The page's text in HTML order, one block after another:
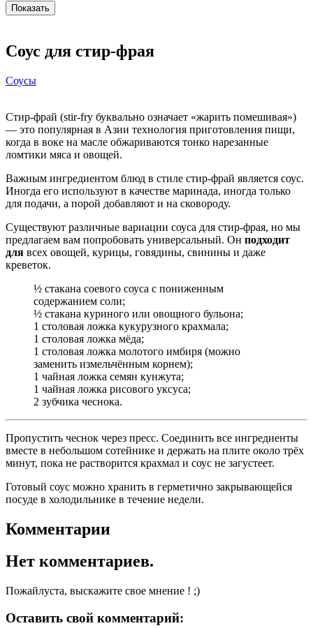
Соус для стир-фрая
Соусы
Стир-фрай (stir-fry буквально означает «жарить помешивая»)
— это популярная в Азии технология приготовления пищи,
когда в воке на масле обжариваются тонко нарезанные
ломтики мяса и овощей.
Важным ингредиентом блюд в стиле стир-фрай является соус.
Иногда его используют в качестве маринада, иногда только
для подачи, а порой добавляют и на сковороду.
Существуют различные вариации соуса для стир-фрая, но мы
предлагаем вам попробовать универсальный. Он подходит
для всех овощей, курицы, говядины, свинины и даже
креветок.
½ стакана соевого соуса с пониженным
содержанием соли;
½ стакана куриного или овощного бульона;
1 столовая ложка кукурузного крахмала;
1 столовая ложка мёда;
1 столовая ложка молотого имбиря (можно
заменить измельчённым корнем);
1 чайная ложка семян кунжута;
1 чайная ложка рисового уксуса;
2 зубчика чеснока.
Пропустить чеснок через пресс. Соединить все ингредиенты
вместе в небольшом сотейнике и держать на плите около трёх
минут, пока не растворится крахмал и соус не загустеет.
Готовый соус можно хранить в герметично закрывающейся
посуде в холодильнике в течение недели.
Комментарии
Нет комментариев.
Пожайлуста, выскажите свое мнение ! ;)
Оставить свой комментарий: